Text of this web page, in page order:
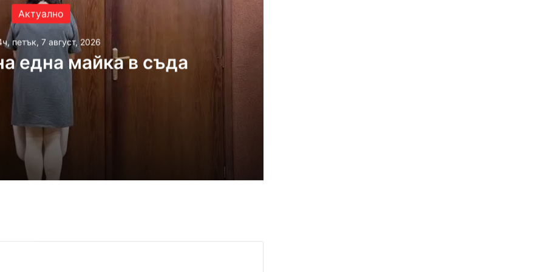
Актуално
петък, 7 август, 2026
една майка в съда
в съда
в Пловдивско за месец